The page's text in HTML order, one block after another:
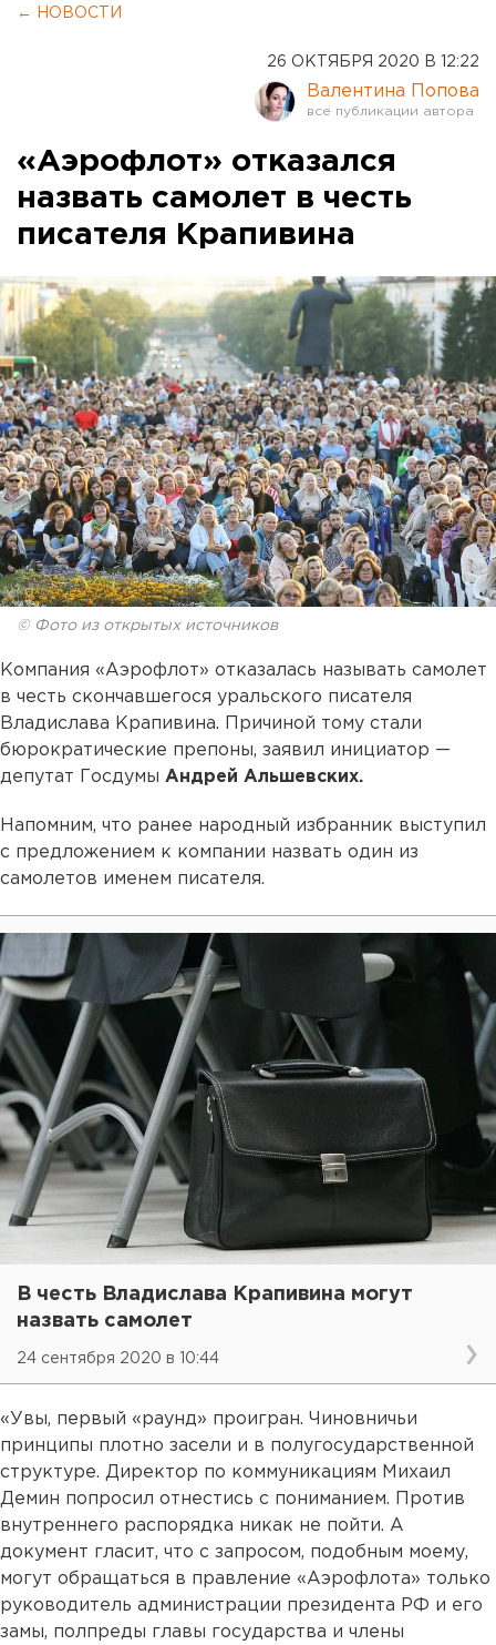
← НОВОСТИ
26 ОКТЯБРЯ 2020 В 12:22
Валентина Попова
«Аэрофлот» отказался
назвать самолет в честь
писателя Крапивина
© Фото из открытых источников
Компания «Аэрофлот» отказалась называть самолет
в честь скончавшегося уральского писателя
Владислава Крапивина. Причиной тому стали
бюрократические препоны, заявил инициатор —
депутат Госдумы Андрей Альшевских.
Напомним, что ранее народный избранник выступил
с предложением к компании назвать один из
самолетов именем писателя.
В честь Владислава Крапивина могут
назвать самолет
24 сентября 2020 в 10:44
«Увы, первый «раунд» проигран. Чиновничьи
принципы плотно засели и в полугосударственной
структуре. Директор по коммуникациям Михаил
Демин попросил отнестись с пониманием. Против
внутреннего распорядка никак не пойти. А
документ гласит, что с запросом, подобным моему,
могут обращаться в правление «Аэрофлота» только
руководитель администрации президента РФ и его
замы, полпреды главы государства и члены